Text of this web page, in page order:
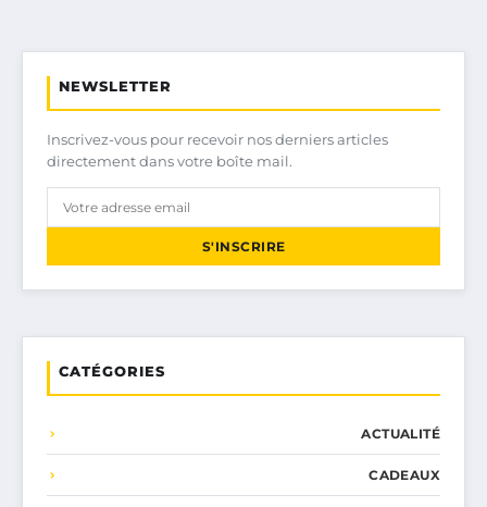
NEWSLETTER
Inscrivez-vous pour recevoir nos derniers articles
directement dans votre boîte mail.
S'INSCRIRE
CATÉGORIES
ACTUALITÉ
CADEAUX